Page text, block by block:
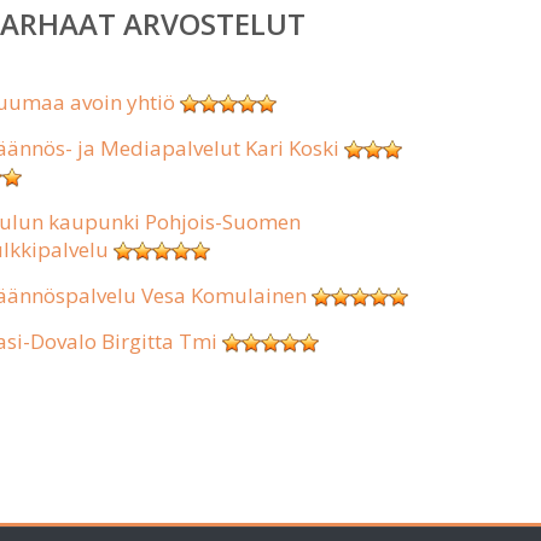
ARVOSTELUT
avoin yhtiö
ja Mediapalvelut Kari Koski
kaupunki Pohjois-Suomen
Vesa Komulainen
Dovalo Birgitta Tmi